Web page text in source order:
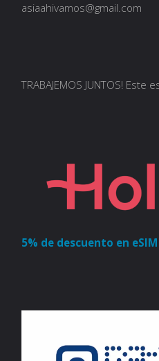
asiaahivamos@gmail.com
TRABAJEMOS JUNTOS! Este
5% de descuento en